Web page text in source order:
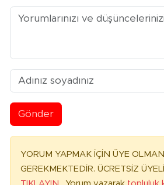
Gönder
YORUM YAPMAK İÇİN ÜYE
GEREKMEKTEDİR. ÜCRETSİZ